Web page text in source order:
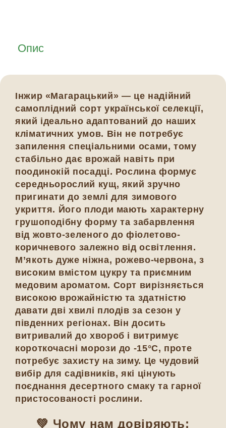
Опис
Інжир «Магарацький» — це надійний
самоплідний сорт української селекції,
який ідеально адаптований до наших
кліматичних умов. Він не потребує
запилення спеціальними осами, тому
стабільно дає врожай навіть при
поодинокій посадці. Рослина формує
середньорослий кущ, який зручно
пригинати до землі для зимового
укриття. Його плоди мають характерну
грушоподібну форму та забарвлення
від жовто-зеленого до фіолетово-
коричневого залежно від освітлення.
М’якоть дуже ніжна, рожево-червона, з
високим вмістом цукру та приємним
медовим ароматом. Сорт вирізняється
високою врожайністю та здатністю
давати дві хвилі плодів за сезон у
південних регіонах. Він досить
витривалий до хвороб і витримує
короткочасні морози до -15°C, проте
потребує захисту на зиму. Це чудовий
вибір для садівників, які цінують
поєднання десертного смаку та гарної
пристосованості рослини.
💚 Чому нам довіряють: